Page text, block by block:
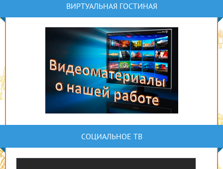
ВИРТУАЛЬНАЯ ГОСТИНАЯ
СОЦИАЛЬНОЕ ТВ